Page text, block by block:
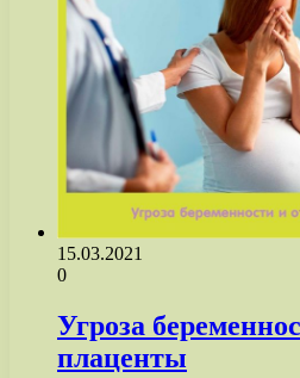
15.03.2021
0
Угроза
плаценты